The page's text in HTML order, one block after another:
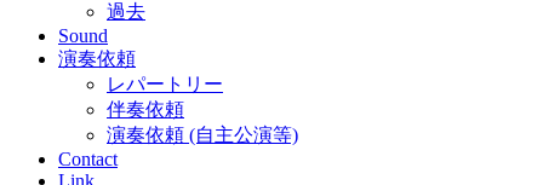
過去
Sound
演奏依頼
レパートリー
伴奏依頼
演奏依頼 (自主公演等)
Contact
Link